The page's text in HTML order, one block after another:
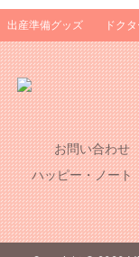
出産準備グッズ ドク
お問い合わせ
ハッピー・ノート